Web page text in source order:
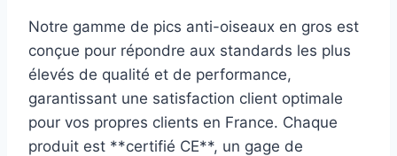
Notre gamme de pics anti-oiseaux en gros est
conçue pour répondre aux standards les plus
élevés de qualité et de performance,
garantissant une satisfaction client optimale
pour vos propres clients en France. Chaque
produit est **certifié CE**, un gage de